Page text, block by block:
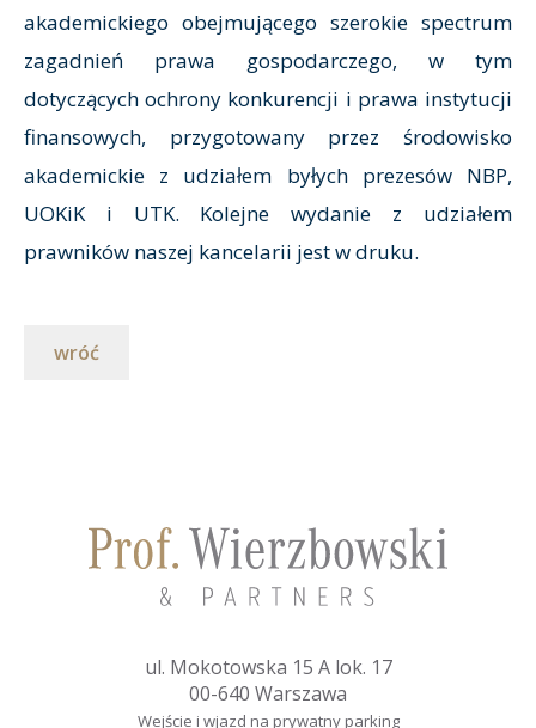
akademickiego obejmującego szerokie spectrum
zagadnień prawa gospodarczego, w tym
dotyczących ochrony konkurencji i prawa instytucji
finansowych, przygotowany przez środowisko
akademickie z udziałem byłych prezesów NBP,
UOKiK i UTK. Kolejne wydanie z udziałem
prawników naszej kancelarii jest w druku.
wróć
ul. Mokotowska 15 A lok. 17
00-640 Warszawa
Wejście i wjazd na prywatny parking